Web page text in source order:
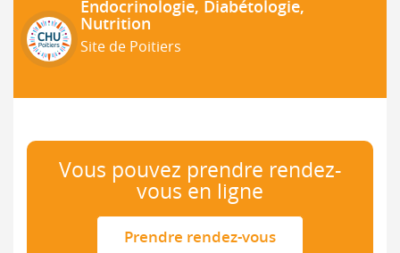
Endocrinologie, Diabétologie,
Nutrition
Site de Poitiers
Vous pouvez prendre rendez-
vous en ligne
Prendre rendez-vous